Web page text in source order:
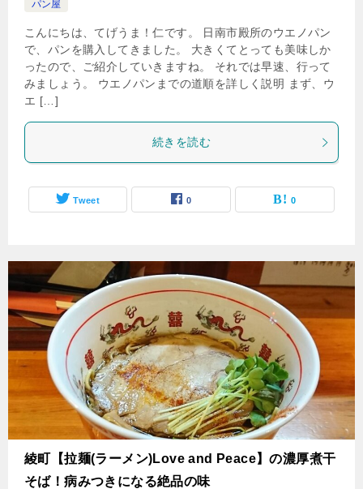
パン屋
こんにちは、てげうま！仁です。 日南市殿所のウエノパン
で、パンを購入してきました。 大きくてとっても美味しか
ったので、ご紹介していきますね。 それでは早速、行って
みましょう。 ウエノパンまでの道順を詳しく説明 まず、ウ
エ […]
続きを読む
Tweet 0 0
綾町【拉麺(ラーメン)Love and Peace】の濃厚煮干
そば！病みつきになる絶品の味